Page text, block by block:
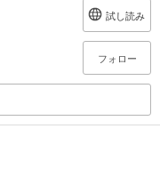
試し読み
フォロー